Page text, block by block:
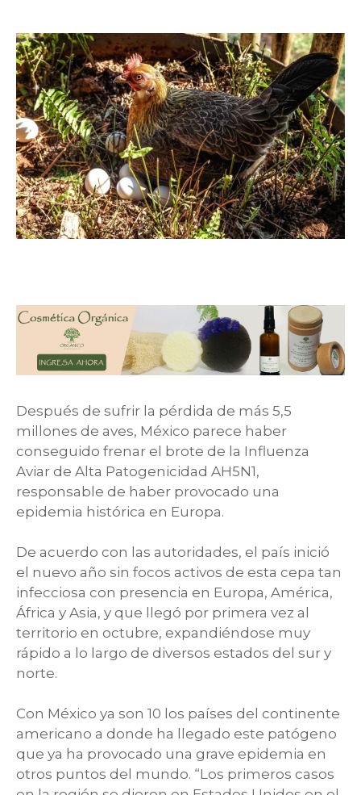
Después de sufrir la pérdida de más 5,5
millones de aves, México parece haber
conseguido frenar el brote de la Influenza
Aviar de Alta Patogenicidad AH5N1,
responsable de haber provocado una
epidemia histórica en Europa.
De acuerdo con las autoridades, el país inició
el nuevo año sin focos activos de esta cepa tan
infecciosa con presencia en Europa, América,
África y Asia, y que llegó por primera vez al
territorio en octubre, expandiéndose muy
rápido a lo largo de diversos estados del sur y
norte.
Con México ya son 10 los países del continente
americano a donde ha llegado este patógeno
que ya ha provocado una grave epidemia en
otros puntos del mundo. “Los primeros casos